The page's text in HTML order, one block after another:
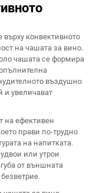
конвективното
на чашата за вино.
чашата се формира
въздушно
и увеличават
на ефективен
прави по-трудно
на напитката.
или утрои
от външната